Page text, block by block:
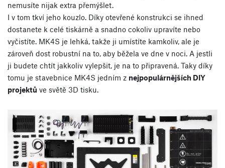
nemusíte nijak extra přemýšlet.
I v tom tkví jeho kouzlo. Díky otevřené konstrukci se ihned
dostanete k celé tiskárně a snadno cokoliv upravíte nebo
vyčistíte. MK4S je lehká, takže ji umístíte kamkoliv, ale je
zároveň dost robustní na to, aby běžela ve dne v noci. A jestli
ji budete chtít jakkoliv vylepšit, je na to připravená. Taky díky
tomu je stavebnice MK4S jedním z nejpopulárnějších DIY
projektů ve světě 3D tisku.